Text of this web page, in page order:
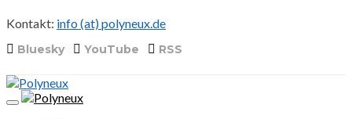
Kontakt: info (at) polyneux.de
Bluesky YouTube RSS